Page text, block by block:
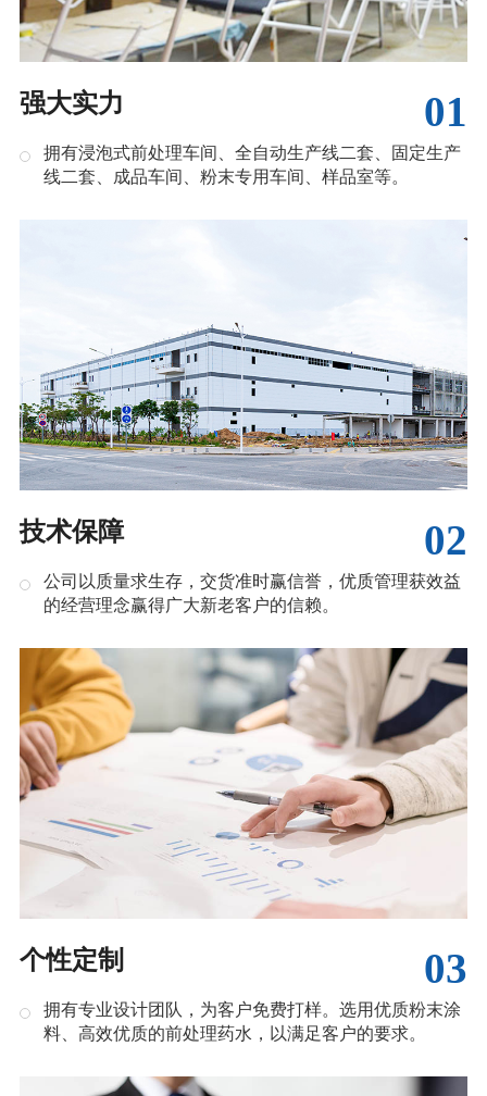
01
强大实力
拥有浸泡式前处理车间、全自动生产线二套、固定生产
线二套、成品车间、粉末专用车间、样品室等。
02
技术保障
公司以质量求生存，交货准时赢信誉，优质管理获效益
的经营理念赢得广大新老客户的信赖。
03
个性定制
拥有专业设计团队，为客户免费打样。选用优质粉末涂
料、高效优质的前处理药水，以满足客户的要求。